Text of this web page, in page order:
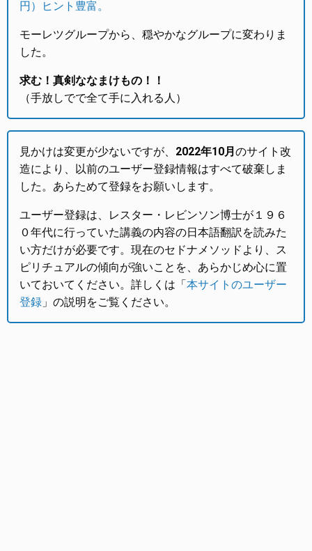
円）ヒント豊富。
モーレツグループから、穏やかなグループに変わりま
した。
求む！真剣ななまけもの！！
（手放しでで全て手に入れる人）
見かけは変更が少ないですが、 2022年10月 のサイト改
造により、以前のユーザー登録情報はすべて破棄しま
した。あらためて登録をお願いします。
ユーザー登録は、レスター・レビンソン博士が１９６
０年代に行っていた講義の内容の日本語翻訳を読みた
い方だけが必要です。現在のセドナメソッドより、ス
ピリチュアルの傾向が強いことを、あらかじめ心に置
いておいてください。詳しくは「本サイトのユーザー
登録 」の説明をご覧ください。